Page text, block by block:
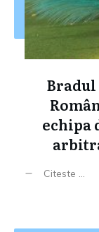
Bradul
echipa
Citeste ...